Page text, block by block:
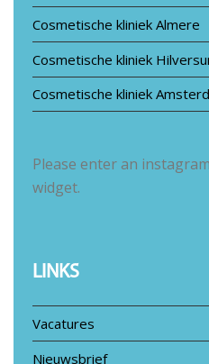
Cosmetische kliniek Almere
Cosmetische kliniek
Cosmetische kliniek
Please enter an
widget.
LINKS
Vacatures
Nieuwsbrief